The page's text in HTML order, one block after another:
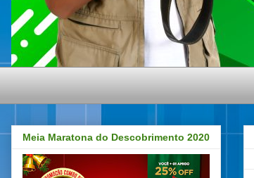
Meia Maratona do Descobrimento 2020